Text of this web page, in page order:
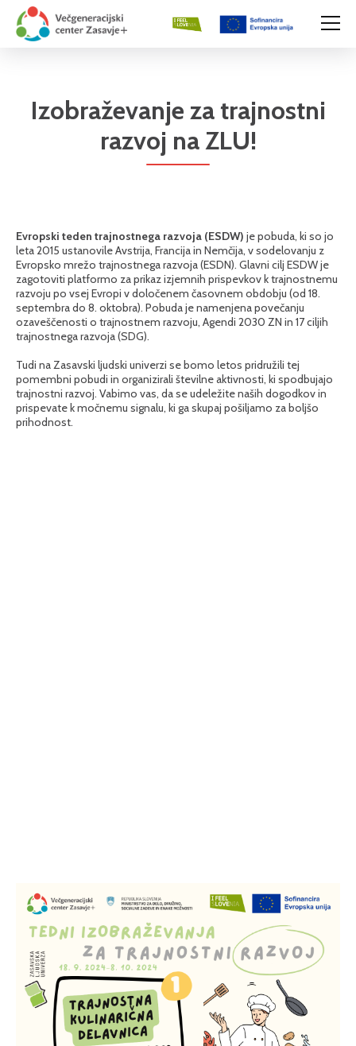
Izobraževanje za trajnostni
razvoj na ZLU!
Evropski teden trajnostnega razvoja (ESDW) je pobuda, ki so jo
leta 2015 ustanovile Avstrija, Francija in Nemčija, v sodelovanju z
Evropsko mrežo trajnostnega razvoja (ESDN). Glavni cilj ESDW je
zagotoviti platformo za prikaz izjemnih prispevkov k trajnostnemu
razvoju po vsej Evropi v določenem časovnem obdobju (od 18.
septembra do 8. oktobra). Pobuda je namenjena povečanju
ozaveščenosti o trajnostnem razvoju, Agendi 2030 ZN in 17 ciljih
trajnostnega razvoja (SDG).
Tudi na Zasavski ljudski univerzi se bomo letos pridružili tej
pomembni pobudi in organizirali številne aktivnosti, ki spodbujajo
trajnostni razvoj. Vabimo vas, da se udeležite naših dogodkov in
prispevate k močnemu signalu, ki ga skupaj pošiljamo za boljšo
prihodnost.